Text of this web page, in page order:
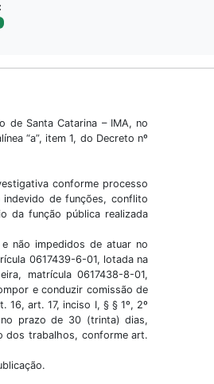
de Santa Catarina – IMA, no
“a”, item 1, do Decreto nº
conforme processo
de funções, conflito
da função pública realizada
não impedidos de atuar no
0617439-6-01, lotada na
matrícula 0617438-8-01,
e conduzir comissão de
16, art. 17, inciso I, § § 1º, 2º
prazo de 30 (trinta) dias,
dos trabalhos, conforme art.